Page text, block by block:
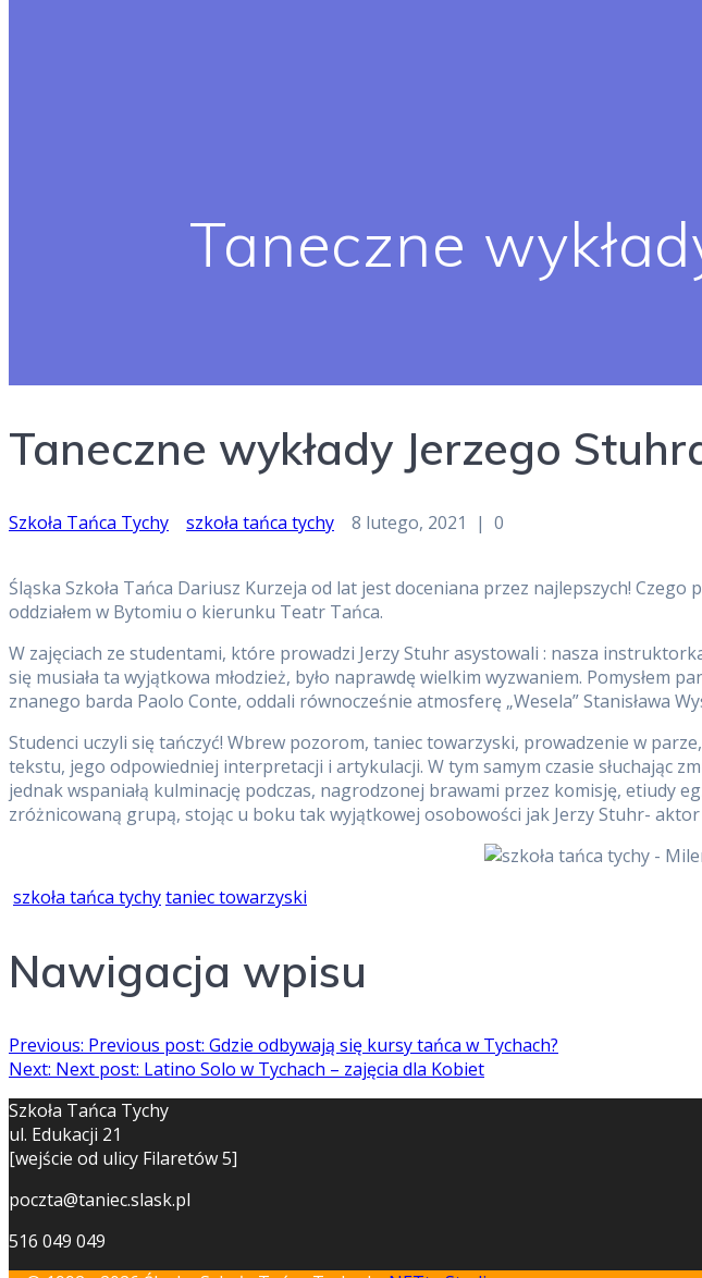
Taneczne
Taneczne wykłady Jerzego
Szkoła Tańca Tychy szkoła tańca tychy 8 lutego, 2021 | 0
Śląska Szkoła Tańca Dariusz Kurzeja od lat jest doceniana przez najlepszych!
oddziałem w Bytomiu o kierunku Teatr Tańca.
W zajęciach ze studentami, które prowadzi Jerzy Stuhr asystowali : nasza
się musiała ta wyjątkowa młodzież, było naprawdę wielkim wyzwaniem.
znanego barda Paolo Conte, oddali równocześnie atmosferę „Wesela” Stanisława
Studenci uczyli się tańczyć! Wbrew pozorom, taniec towarzyski, prowadzenie w
tekstu, jego odpowiedniej interpretacji i artykulacji. W tym samym czasie słuchając
jednak wspaniałą kulminację podczas, nagrodzonej brawami przez komisję, etiudy
zróżnicowaną grupą, stojąc u boku tak wyjątkowej osobowości jak Jerzy Stuhr-
szkoła tańca tychytaniec towarzyski
Nawigacja wpisu
Previous: Previous post: Gdzie odbywają się kursy tańca w Tychach?
Next: Next post: Latino Solo w Tychach – zajęcia dla Kobiet
Szkoła Tańca Tychy
ul. Edukacji 21
[wejście od ulicy Filaretów 5]
poczta@taniec.slask.pl
516 049 049